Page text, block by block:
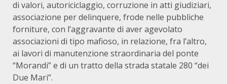
di valori, autoriciclaggio, corruzione in atti giudiziari,
associazione per delinquere, frode nelle pubbliche
forniture, con l’aggravante di aver agevolato
associazioni di tipo mafioso, in relazione, fra l’altro,
ai lavori di manutenzione straordinaria del ponte
“Morandi” e di un tratto della strada statale 280 “dei
Due Mari”.